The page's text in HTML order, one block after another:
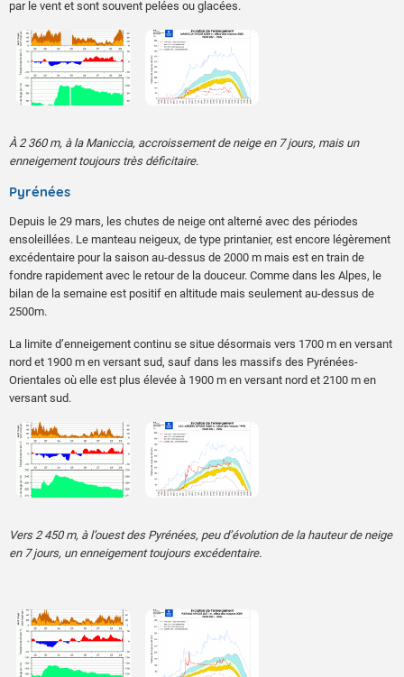
par le vent et sont souvent pelées ou glacées.
À 2 360 m, à la Maniccia, accroissement de neige en 7 jours, mais un
enneigement toujours très déficitaire.
Pyrénées
Depuis le 29 mars, les chutes de neige ont alterné avec des périodes
ensoleillées. Le manteau neigeux, de type printanier, est encore légèrement
excédentaire pour la saison au-dessus de 2000 m mais est en train de
fondre rapidement avec le retour de la douceur. Comme dans les Alpes, le
bilan de la semaine est positif en altitude mais seulement au-dessus de
2500m.
La limite d’enneigement continu se situe désormais vers 1700 m en versant
nord et 1900 m en versant sud, sauf dans les massifs des Pyrénées-
Orientales où elle est plus élevée à 1900 m en versant nord et 2100 m en
versant sud.
Vers 2 450 m, à l’ouest des Pyrénées, peu d’évolution de la hauteur de neige
en 7 jours, un enneigement toujours excédentaire.